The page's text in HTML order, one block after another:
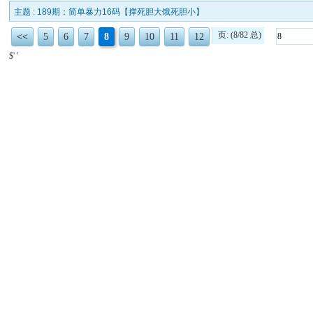
主题 : 189期：简单暴力16码【撑死胆大饿死胆小】
<< 5 6 7 8 9 10 11 12 页: (8/82 总)
$' '